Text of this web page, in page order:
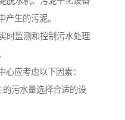
产生的污泥。
时监测和控制污水处理
应考虑以下因素：
污水量选择合适的设